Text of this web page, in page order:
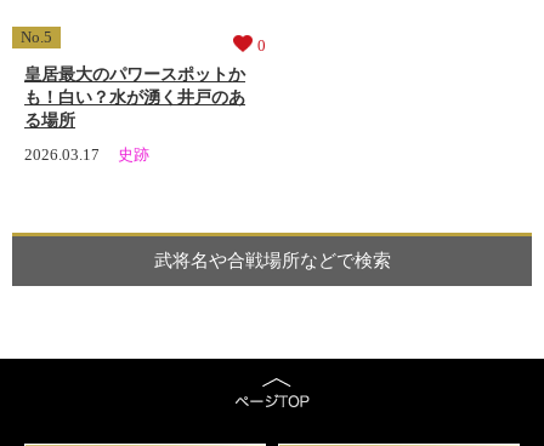
0
皇居最大のパワースポットか
も！白い？水が湧く井戸のあ
る場所
2026.03.17 史跡
武将名や合戦場所などで検索